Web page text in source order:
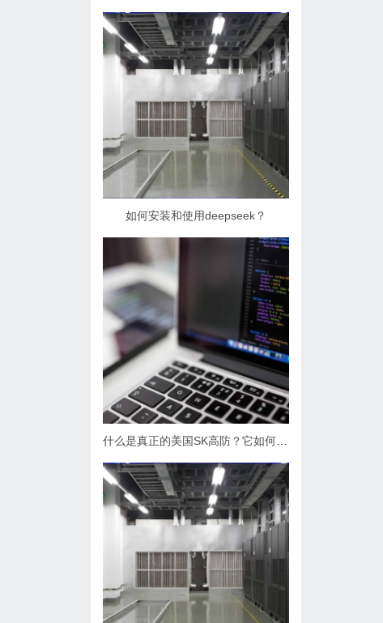
如何安装和使用deepseek？
什么是真正的美国SK高防？它如何提供卓越的防护能力？